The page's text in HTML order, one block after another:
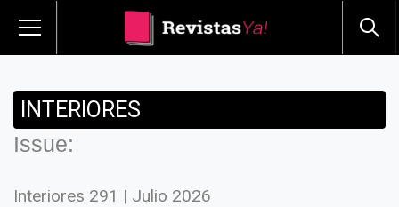
INTERIORES
Issue:
Interiores 291 | Julio 2026